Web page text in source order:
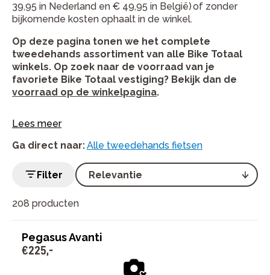
39,95 in Nederland en € 49,95 in België) of zonder
bijkomende kosten ophaalt in de winkel.
Op deze pagina tonen we het complete
tweedehands assortiment van alle Bike Totaal
winkels. Op zoek naar de voorraad van je
favoriete Bike Totaal vestiging? Bekijk dan de
voorraad op de winkelpagina.
Lees meer
Ga direct naar:Alle tweedehands fietsen
208 producten
Filter
Pegasus Avanti
€225,-